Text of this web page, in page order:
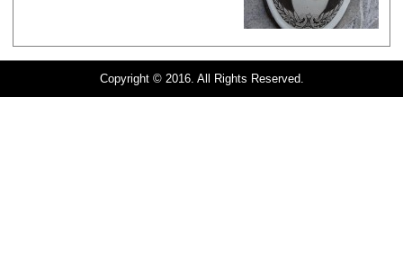
Copyright © 2016. All Rights Reserved.